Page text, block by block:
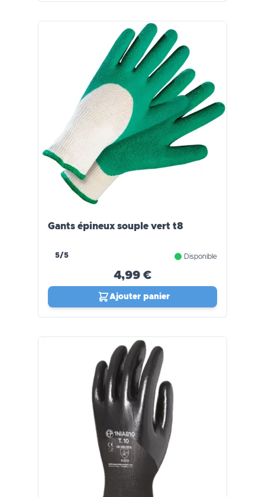
Gants épineux souple vert t8
5/5 Disponible
4,99 €
Ajouter panier